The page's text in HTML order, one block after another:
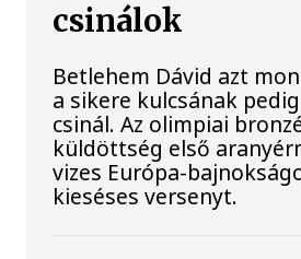
csinálok
Betlehem Dávid azt
a sikere kulcsának
csinál. Az olimpiai
küldöttség első
vizes Európa-
kieséses versenyt.